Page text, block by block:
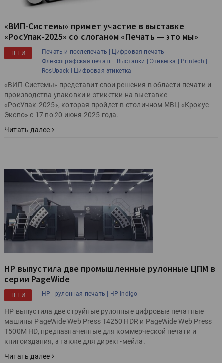
«ВИП-Системы» примет участие в выставке
«РосУпак-2025» со слоганом «Печать — это мы»
ТЕГИ Печать и послепечать | Цифровая печать |
Флексографская печать | Выставки | Этикетка | Printech |
RosUpack | Цифровая этикетка |
«ВИП-Системы» представит свои решения в области печати и
производства упаковки и этикетки на выставке
«РосУпак-2025», которая пройдет в столичном МВЦ «Крокус
Экспо» с 17 по 20 июня 2025 года.
Читать далее
HP выпустила две промышленные рулонные ЦПМ в
серии PageWide
ТЕГИ HP | рулонная печать | HP Indigo |
HP выпустила две струйные рулонные цифровые печатные
машины PageWide Web Press T4250 HDR и PageWide Web Press
T500M HD, предназначенные для коммерческой печати и
книгоиздания, а также для директ-мейла.
Читать далее